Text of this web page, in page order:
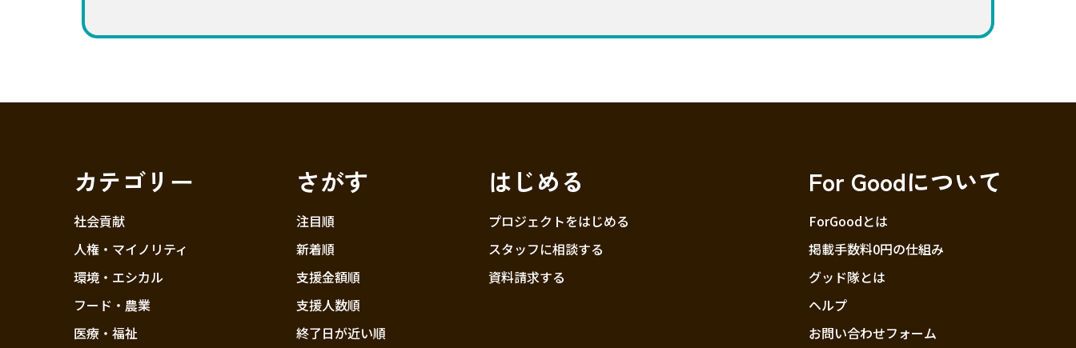
カテゴリー
社会貢献
人権・マイノリティ
環境・エシカル
フード・農業
医療・福祉
さがす
注目順
新着順
支援金額順
支援人数順
終了日が近い順
はじめる
プロジェクトをはじめる
スタッフに相談する
資料請求する
For Goodについて
ForGoodとは
掲載手数料0円の仕組み
グッド隊とは
ヘルプ
お問い合わせフォーム